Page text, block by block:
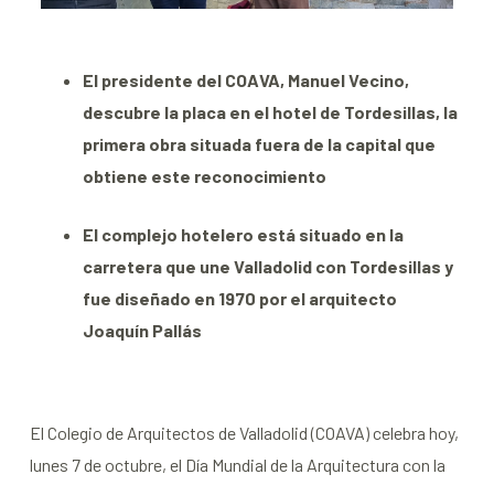
El presidente del COAVA, Manuel Vecino,
descubre la placa en el hotel de Tordesillas, la
primera obra situada fuera de la capital que
obtiene este reconocimiento
El complejo hotelero está situado en la
carretera que une Valladolid con Tordesillas y
fue diseñado en 1970 por el arquitecto
Joaquín Pallás
El Colegio de Arquitectos de Valladolid (COAVA) celebra hoy,
lunes 7 de octubre, el Día Mundial de la Arquitectura con la